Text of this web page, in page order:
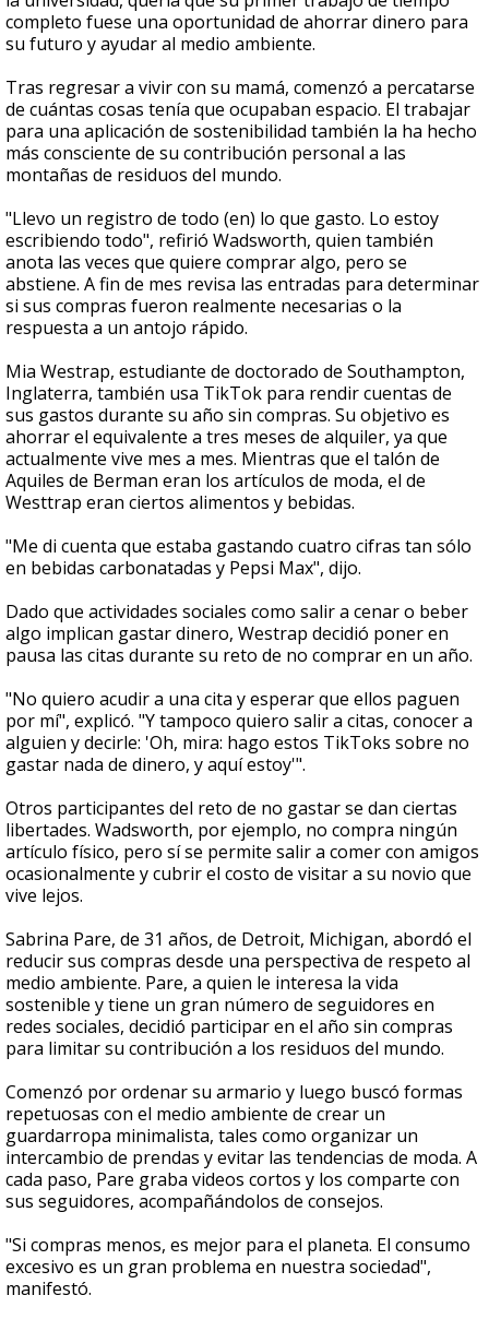
completo fuese una oportunidad de ahorrar dinero para
su futuro y ayudar al medio ambiente.
Tras regresar a vivir con su mamá, comenzó a percatarse
de cuántas cosas tenía que ocupaban espacio. El trabajar
para una aplicación de sostenibilidad también la ha hecho
más consciente de su contribución personal a las
montañas de residuos del mundo.
"Llevo un registro de todo (en) lo que gasto. Lo estoy
escribiendo todo", refirió Wadsworth, quien también
anota las veces que quiere comprar algo, pero se
abstiene. A fin de mes revisa las entradas para determinar
si sus compras fueron realmente necesarias o la
respuesta a un antojo rápido.
Mia Westrap, estudiante de doctorado de Southampton,
Inglaterra, también usa TikTok para rendir cuentas de
sus gastos durante su año sin compras. Su objetivo es
ahorrar el equivalente a tres meses de alquiler, ya que
actualmente vive mes a mes. Mientras que el talón de
Aquiles de Berman eran los artículos de moda, el de
Westtrap eran ciertos alimentos y bebidas.
"Me di cuenta que estaba gastando cuatro cifras tan sólo
en bebidas carbonatadas y Pepsi Max", dijo.
Dado que actividades sociales como salir a cenar o beber
algo implican gastar dinero, Westrap decidió poner en
pausa las citas durante su reto de no comprar en un año.
"No quiero acudir a una cita y esperar que ellos paguen
por mí", explicó. "Y tampoco quiero salir a citas, conocer a
alguien y decirle: 'Oh, mira: hago estos TikToks sobre no
gastar nada de dinero, y aquí estoy'".
Otros participantes del reto de no gastar se dan ciertas
libertades. Wadsworth, por ejemplo, no compra ningún
artículo físico, pero sí se permite salir a comer con amigos
ocasionalmente y cubrir el costo de visitar a su novio que
vive lejos.
Sabrina Pare, de 31 años, de Detroit, Michigan, abordó el
reducir sus compras desde una perspectiva de respeto al
medio ambiente. Pare, a quien le interesa la vida
sostenible y tiene un gran número de seguidores en
redes sociales, decidió participar en el año sin compras
para limitar su contribución a los residuos del mundo.
Comenzó por ordenar su armario y luego buscó formas
repetuosas con el medio ambiente de crear un
guardarropa minimalista, tales como organizar un
intercambio de prendas y evitar las tendencias de moda. A
cada paso, Pare graba videos cortos y los comparte con
sus seguidores, acompañándolos de consejos.
"Si compras menos, es mejor para el planeta. El consumo
excesivo es un gran problema en nuestra sociedad",
manifestó.